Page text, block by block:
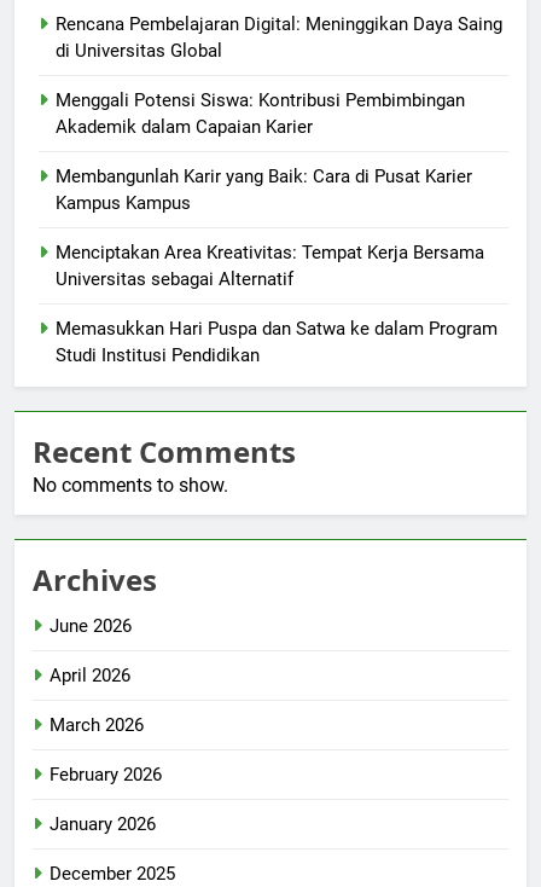
Rencana Pembelajaran Digital: Meninggikan Daya Saing
di Universitas Global
Menggali Potensi Siswa: Kontribusi Pembimbingan
Akademik dalam Capaian Karier
Membangunlah Karir yang Baik: Cara di Pusat Karier
Kampus Kampus
Menciptakan Area Kreativitas: Tempat Kerja Bersama
Universitas sebagai Alternatif
Memasukkan Hari Puspa dan Satwa ke dalam Program
Studi Institusi Pendidikan
Recent Comments
No comments to show.
Archives
June 2026
April 2026
March 2026
February 2026
January 2026
December 2025